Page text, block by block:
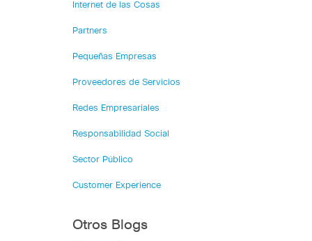
Internet de las Cosas
Partners
Pequeñas Empresas
Proveedores de Servicios
Redes Empresariales
Responsabilidad Social
Sector Público
Customer Experience
Otros Blogs